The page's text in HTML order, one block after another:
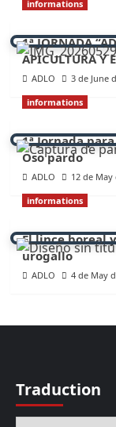
informations
1ª JORNADA
APICULTURA Y
ADLO 3 de June
informations
1ª Jornada
Oso pardo
ADLO 12 de May
informations
El lince boreal
urogallo
ADLO 4 de May
Traduction